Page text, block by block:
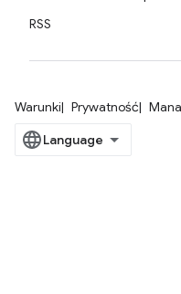
RSS
Warunki Prywatność